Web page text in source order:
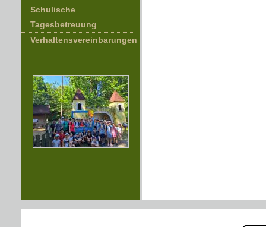
Schulische
Tagesbetreuung
Verhaltensvereinbarungen